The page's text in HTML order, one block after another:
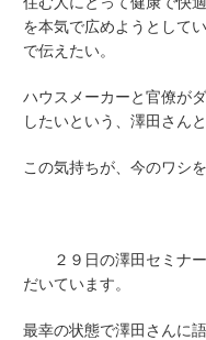
を本気で広めようとして
で伝えたい。
ハウスメーカーと官僚が
したいという、澤田さん
この気持ちが、今のワシ
２９日の澤田セミナー
だいています。
最幸の状態で澤田さんに